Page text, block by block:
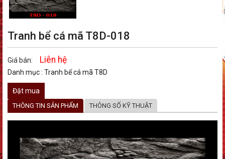
Tranh bể cá mã T8D-018
Giá bán: Liên hệ
Danh mục : Tranh bể cá mã T8D
Đặt mua
THÔNG TIN SẢN PHẨM THÔNG SỐ KỸ THUẬT